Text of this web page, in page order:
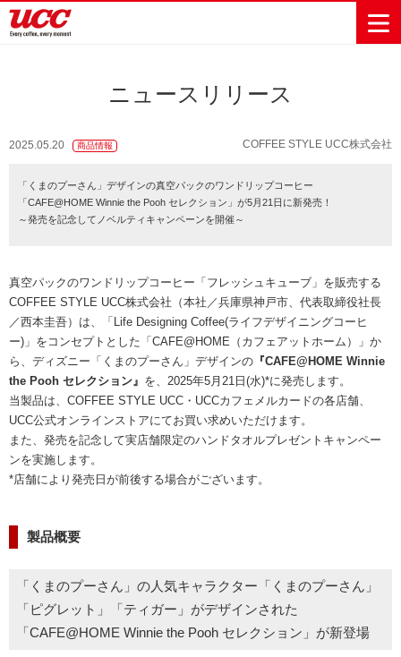
レギュラーコ
インスタント
ドリップポッ
おいしいコー
UCCコーヒー
UCCコーヒー
東京ディズニ
Sustainability
Vision
サステナビ
人々を豊かに
する手助けを
サステナブ
ルなコーヒ
ー調達
サステナビ
リティ教育
コーヒー×
自然を豊かに
する手助けを
カーボンニ
ポジティブ
人権の尊重
サーキュラ
ーエコノミ
ー
直営農園
ハワイ
サステナビ
リティチャ
レンジ
Sustainability
Report
サステナビ
リティレポ
ート
会社案内
トップメッ
セージ
ー
コーポレー
トメッセー
ジ
企業概要
沿革
ニュースリ
リース
事業内容
コーヒー関
連事業
外食事業
コーヒーマ
シン事業
地域・戦略
事業
海外事業
グループサ
ポート
UCCの活動
サステナビ
UCC神戸コ
ーヒービレ
ッジ
ウェブマガ
ジン
ニュースリリース
2025.05.20 商品情報 COFFEE STYLE UCC株式会社
「くまのプーさん」デザインの真空パックのワンドリップコーヒー
「CAFE@HOME Winnie the Pooh セレクション」が5月21日に新発売！
～発売を記念してノベルティキャンペーンを開催～
真空パックのワンドリップコーヒー「フレッシュキューブ」を販売する
COFFEE STYLE UCC株式会社（本社／兵庫県神戸市、代表取締役社長
／西本圭吾）は、「Life Designing Coffee(ライフデザイニングコーヒ
ー)」をコンセプトとした「CAFE@HOME（カフェアットホーム）」か
ら、ディズニー「くまのプーさん」デザインの 『CAFE@HOME Winnie
the Pooh セレクション』 を、2025年5月21日(水)*に発売します。
当製品は、COFFEE STYLE UCC・UCCカフェメルカードの各店舗、
UCC公式オンラインストアにてお買い求めいただけます。
また、発売を記念して実店舗限定のハンドタオルプレゼントキャンペー
ンを実施します。
*店舗により発売日が前後する場合がございます。
製品概要
「くまのプーさん」の人気キャラクター「くまのプーさん」
「ピグレット」「ティガー」がデザインされた
「CAFE@HOME Winnie the Pooh セレクション」が新登場